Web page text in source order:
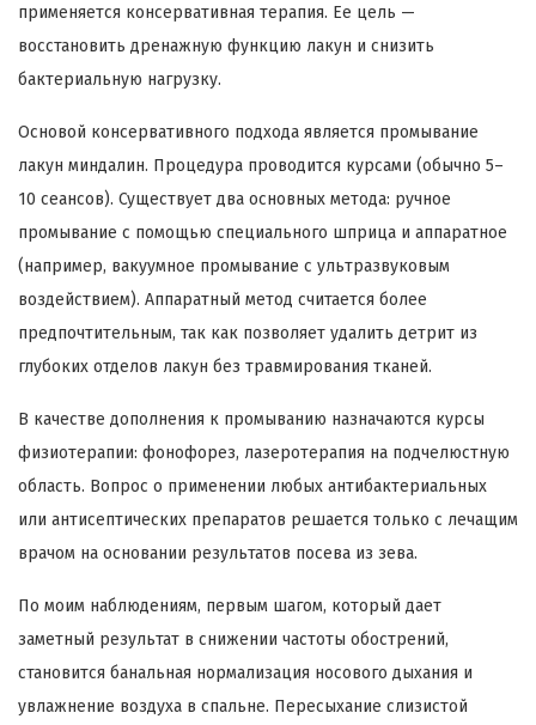
применяется консервативная терапия. Ее цель —
восстановить дренажную функцию лакун и снизить
бактериальную нагрузку.
Основой консервативного подхода является промывание
лакун миндалин. Процедура проводится курсами (обычно 5–
10 сеансов). Существует два основных метода: ручное
промывание с помощью специального шприца и аппаратное
(например, вакуумное промывание с ультразвуковым
воздействием). Аппаратный метод считается более
предпочтительным, так как позволяет удалить детрит из
глубоких отделов лакун без травмирования тканей.
В качестве дополнения к промыванию назначаются курсы
физиотерапии: фонофорез, лазеротерапия на подчелюстную
область. Вопрос о применении любых антибактериальных
или антисептических препаратов решается только с лечащим
врачом на основании результатов посева из зева.
По моим наблюдениям, первым шагом, который дает
заметный результат в снижении частоты обострений,
становится банальная нормализация носового дыхания и
увлажнение воздуха в спальне. Пересыхание слизистой